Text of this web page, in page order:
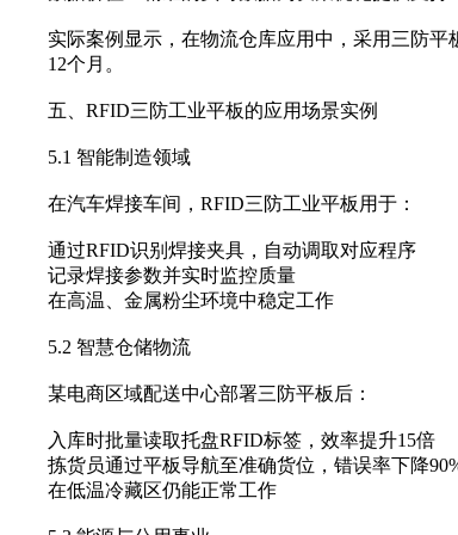
实际案例显示，在物流仓库应用中，采用三防
12个月。
五、RFID三防工业平板的应用场景实例
5.1 智能制造领域
在汽车焊接车间，‌RFID三防工业平板‌用于：
通过RFID识别焊接夹具，自动调取对应程序
记录焊接参数并实时监控质量
在高温、金属粉尘环境中稳定工作
5.2 智慧仓储物流
某电商区域配送中心部署三防平板后：
入库时批量读取托盘RFID标签，效率提升15倍
拣货员通过平板导航至准确货位，错误率下降
在低温冷藏区仍能正常工作